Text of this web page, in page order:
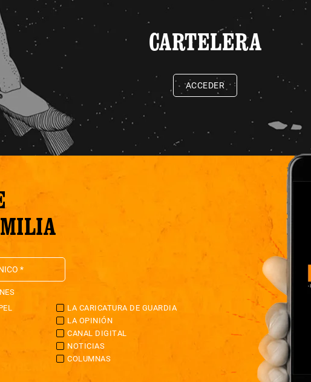
CARTELERA
ACCEDER
LA CARICATURA DE GUARDIA
LA OPINIÓN
CANAL DIGITAL
NOTICIAS
COLUMNAS